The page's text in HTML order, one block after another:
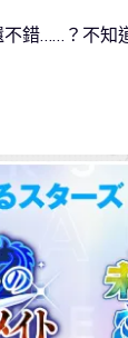
錯……？不知